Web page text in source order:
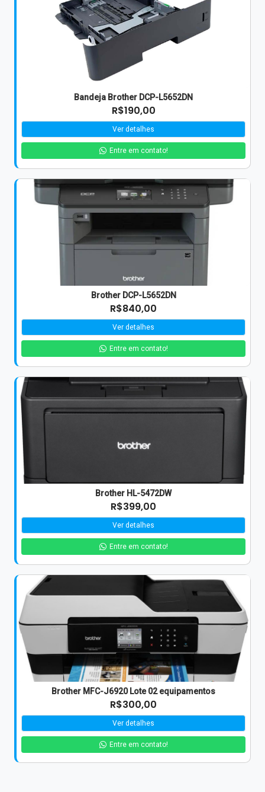
Bandeja Brother DCP-L5652DN
R$190,00
Ver detalhes
Entre em contato!
Brother DCP-L5652DN
R$840,00
Ver detalhes
Entre em contato!
Brother HL-5472DW
R$399,00
Ver detalhes
Entre em contato!
Brother MFC-J6920 Lote 02 equipamentos
R$300,00
Ver detalhes
Entre em contato!